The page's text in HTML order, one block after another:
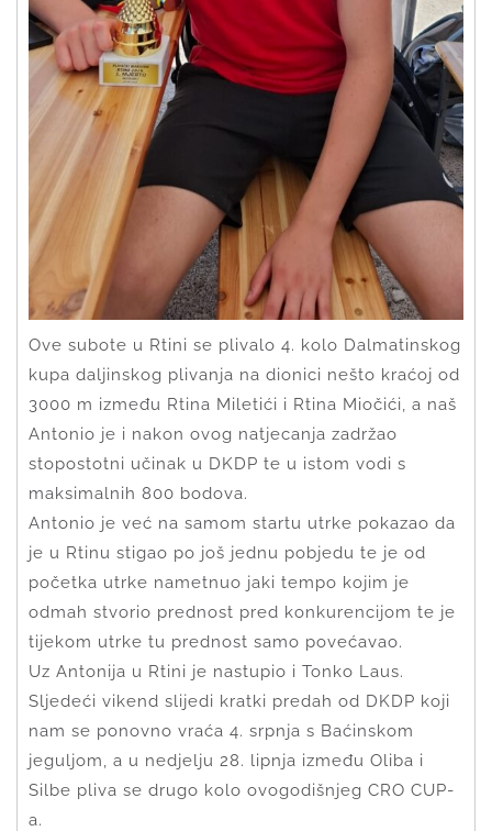
Ove subote u Rtini se plivalo 4. kolo Dalmatinskog
kupa daljinskog plivanja na dionici nešto kraćoj od
3000 m između Rtina Miletići i Rtina Miočići, a naš
Antonio je i nakon ovog natjecanja zadržao
stopostotni učinak u DKDP te u istom vodi s
maksimalnih 800 bodova.
Antonio je već na samom startu utrke pokazao da
je u Rtinu stigao po još jednu pobjedu te je od
početka utrke nametnuo jaki tempo kojim je
odmah stvorio prednost pred konkurencijom te je
tijekom utrke tu prednost samo povećavao.
Uz Antonija u Rtini je nastupio i Tonko Laus.
Sljedeći vikend slijedi kratki predah od DKDP koji
nam se ponovno vraća 4. srpnja s Baćinskom
jeguljom, a u nedjelju 28. lipnja između Oliba i
Silbe pliva se drugo kolo ovogodišnjeg CRO CUP-
a.